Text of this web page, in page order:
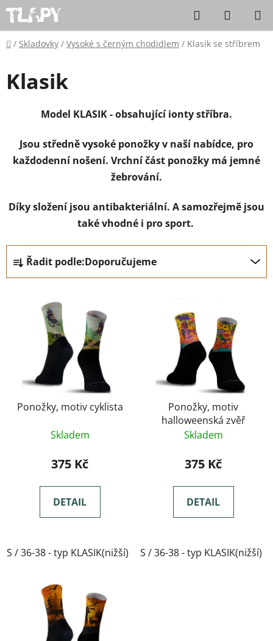
Přejít na obsah Hledat
Domů
/ Skladovky / Vysoké s černým chodidlem / Klasik se stříbrem
Klasik
Model KLASIK - obsahující ionty stříbra.
Jsou středně vysoké ponožky v naší nabídce, pro
každodenní nošení. Vrchní část ponožky má jemné
žebrování.
Díky složení jsou antibakteriální. A samozřejmě jsou
také vhodné i pro sport.
Řazení produktů
Řadit podle:Doporučujeme
Výpis produktů
Ponožky, motiv cyklista
Skladem
375 Kč
DETAIL
S / 36-38 - typ KLASIK(nižší) M / 39-41- typ KLASIK(nižší)
Ponožky, motiv
halloweenská zvěř
Skladem
375 Kč
DETAIL
S / 36-38 - typ KLASIK(nižší)